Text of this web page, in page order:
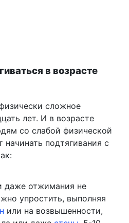
в возрасте
сложное
лет. И в возрасте
со слабой физической
начинать подтягивания с
даже отжимания не
упростить, выполняя
или на возвышенности,